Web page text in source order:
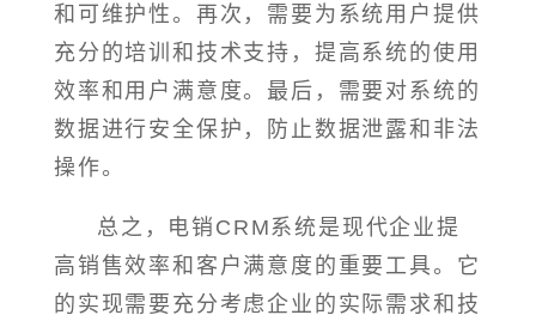
和可维护性。再次，需要为系统用户提供
充分的培训和技术支持，提高系统的使用
效率和用户满意度。最后，需要对系统的
数据进行安全保护，防止数据泄露和非法
操作。
总之，电销CRM系统是现代企业提
高销售效率和客户满意度的重要工具。它
的实现需要充分考虑企业的实际需求和技